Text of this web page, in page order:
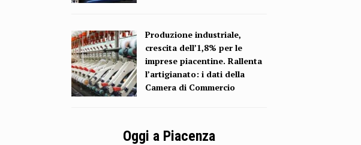
Produzione industriale,
crescita dell’1,8% per le
imprese piacentine. Rallenta
l’artigianato: i dati della
Camera di Commercio
Oggi a Piacenza